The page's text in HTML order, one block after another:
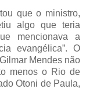
que o ministro,
algo que teria
mencionava a
evangélica”. O
Mendes não
menos o Rio de
Otoni de Paula,